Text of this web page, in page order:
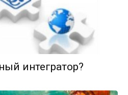
интегратор?